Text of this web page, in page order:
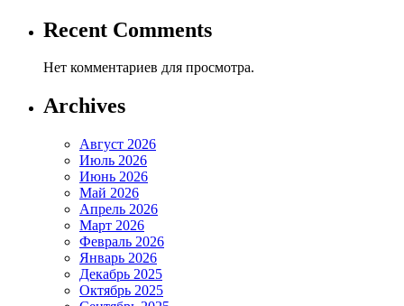
Recent Comments
Нет комментариев для просмотра.
Archives
Август 2026
Июль 2026
Июнь 2026
Май 2026
Апрель 2026
Март 2026
Февраль 2026
Январь 2026
Декабрь 2025
Октябрь 2025